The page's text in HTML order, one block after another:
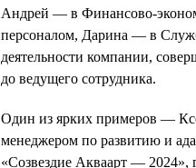
Андрей — в Финансово-
персоналом, Дарина — в
деятельности компании,
до ведущего сотрудника.
Один из ярких примеров —
менеджером по развитию и
«Созвездие Акваарт — 2024»,